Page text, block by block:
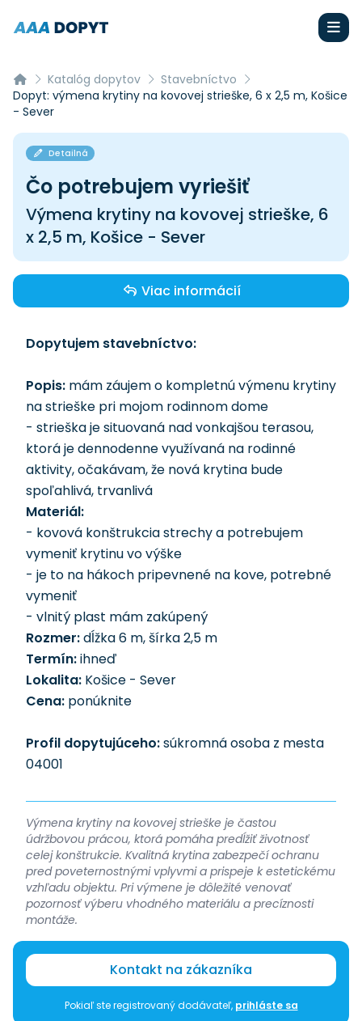
Katalóg dopytov
Stavebníctvo
Dopyt: výmena krytiny na kovovej strieške, 6 x 2,5 m, Košice
- Sever
Detailná
Čo potrebujem vyriešiť
Výmena krytiny na kovovej strieške, 6
x 2,5 m, Košice - Sever
Viac informácií
Dopytujem stavebníctvo:
Popis: mám záujem o kompletnú výmenu krytiny
na strieške pri mojom rodinnom dome
- strieška je situovaná nad vonkajšou terasou,
ktorá je dennodenne využívaná na rodinné
aktivity, očakávam, že nová krytina bude
spoľahlivá, trvanlivá
Materiál:
- kovová konštrukcia strechy a potrebujem
vymeniť krytinu vo výške
- je to na hákoch pripevnené na kove, potrebné
vymeniť
- vlnitý plast mám zakúpený
Rozmer:dĺžka 6 m, šírka 2,5 m
Termín:ihneď
Lokalita: Košice - Sever
Cena: ponúknite
Profil dopytujúceho:súkromná osoba z mesta
04001
Výmena krytiny na kovovej strieške je častou
údržbovou prácou, ktorá pomáha predĺžiť životnosť
celej konštrukcie. Kvalitná krytina zabezpečí ochranu
pred poveternostnými vplyvmi a prispeje k estetickému
vzhľadu objektu. Pri výmene je dôležité venovať
pozornosť výberu vhodného materiálu a precíznosti
montáže.
Kontakt na zákazníka
Pokiaľ ste registrovaný dodávateľ, prihláste sa